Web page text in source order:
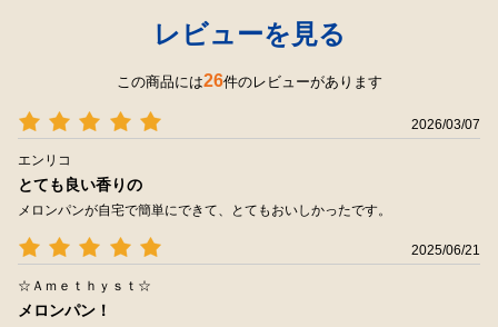
レビューを見る
この商品には26件のレビューがあります
2026/03/07
エンリコ
とても良い香りの
メロンパンが自宅で簡単にできて、とてもおいしかったです。
2025/06/21
☆Ａｍｅｔｈｙｓｔ☆
メロンパン！